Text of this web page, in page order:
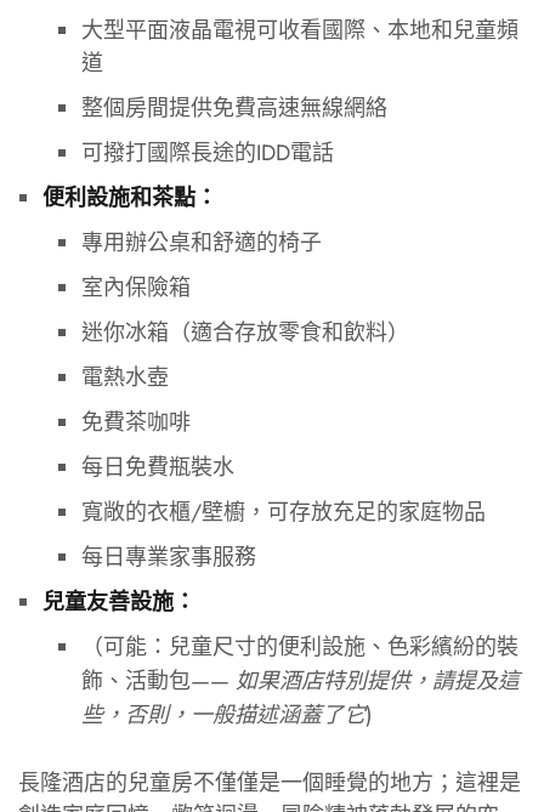
大型平面液晶電視可收看國際、本地和兒童頻
道
整個房間提供免費高速無線網絡
可撥打國際長途的IDD電話
便利設施和茶點：
專用辦公桌和舒適的椅子
室內保險箱
迷你冰箱（適合存放零食和飲料）
電熱水壺
免費茶咖啡
每日免費瓶裝水
寬敞的衣櫃/壁櫥，可存放充足的家庭物品
每日專業家事服務
兒童友善設施：
（可能：兒童尺寸的便利設施、色彩繽紛的裝
飾、活動包—— 如果酒店特別提供，請提及這
些，否則，一般描述涵蓋了它)
長隆酒店的兒童房不僅僅是一個睡覺的地方；這裡是